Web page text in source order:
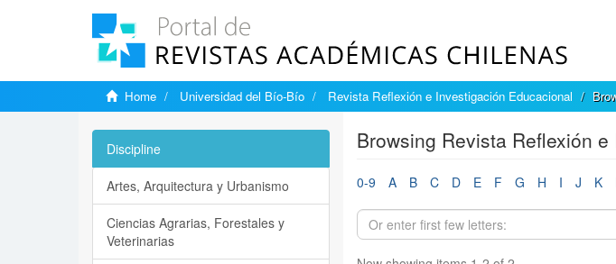
Home Universidad del Bío-Bío Revista Reflexión e Investigación Educacional
Browsing Revista Reflexión
0-9 A B C D E F G H I J K
Discipline
Artes, Arquitectura y Urbanismo
Ciencias Agrarias, Forestales y
Veterinarias